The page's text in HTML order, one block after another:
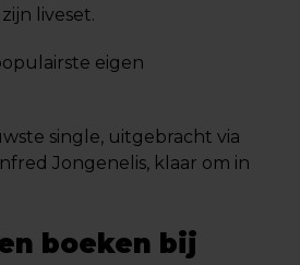
liveset.
eigen
single, uitgebracht via
Jongenelis, klaar om in
boeken bij